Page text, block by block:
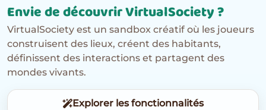
Envie de découvrir VirtualSociety ?
VirtualSociety est un sandbox créatif où les joueurs
construisent des lieux, créent des habitants,
définissent des interactions et partagent des
mondes vivants.
Explorer les fonctionnalités